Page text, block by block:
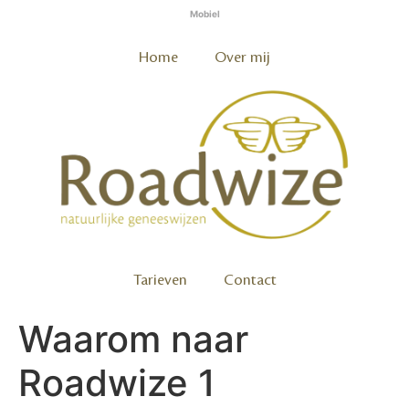
Mobiel
Home Over mij
Tarieven Contact
Waarom naar
Roadwize 1